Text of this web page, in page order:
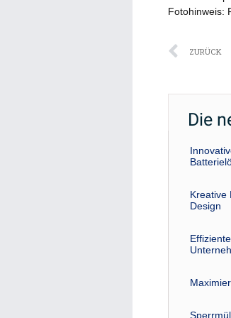
Fotohinweis:
ZURÜCK
Die
Kreative
Design